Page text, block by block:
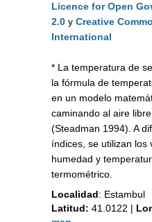
Licence for Open
2.0 y Creative
International
* La temperatura de
la fórmula de
en un modelo
caminando al aire
(Steadman 1994). A
índices, se utilizan los
humedad y
termométrico.
Localidad: Estambul
Latitud: 41.0122 |